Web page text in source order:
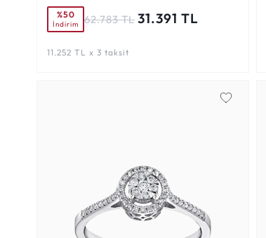
%50
İndirim 62.783 TL 31.391 TL
11.252 TL x 3 taksit